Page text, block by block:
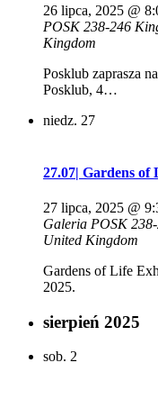
26 lipca, 2025 @
POSK238-246
Kingdom
Posklub zaprasza
Posklub, 4…
niedz. 27
27.07| Gardens
27 lipca, 2025 @
Galeria POSK
United Kingdom
Gardens of Life
2025.
sierpień 2025
sob. 2